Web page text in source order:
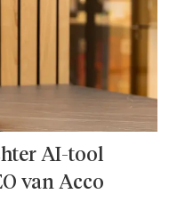
AI-tool
van Acco